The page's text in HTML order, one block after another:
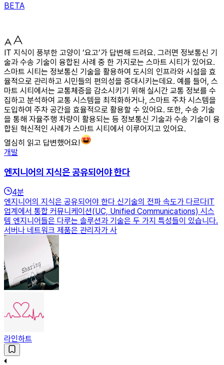
BETA
IT 지식이 풍부한 고양이 ‘요고’가 답변해 드려요. 그러면 정보통신 기
술과 수송 기술이 융합된 사례 중 한 가지로는 스마트 시티가 있어요.
스마트 시티는 정보통신 기술을 활용하여 도시의 인프라와 시설을 효
율적으로 관리하고 시민들의 편의성을 증대시키는데요. 예를 들어, 스
마트 시티에서는 교통체증을 감소시키기 위해 실시간 교통 정보를 수
집하고 분석하여 교통 시스템을 최적화하거나, 스마트 주차 시스템을
도입하여 주차 공간을 효율적으로 활용할 수 있어요. 또한, 수송 기술
을 통해 자율주행 차량이 활용되는 등 정보통신 기술과 수송 기술이 융
합된 혁신적인 사례가 스마트 시티에서 이루어지고 있어요.
열심히 읽고 답변했어요!
개발
엔지니어의 지식은 공유되어야 한다
4분
엔지니어의 지식은 공유되어야 한다 신기술의 전파 속도가 다르다IT
업계에서 통합 커뮤니케이션(UC, Unified Communications) 시스
템 엔지니어들은 다루는 솔루션과 기술은 두 가지 특성들이 있습니다.
서버나 네트워크 제품은 관리자가 사
라인하트